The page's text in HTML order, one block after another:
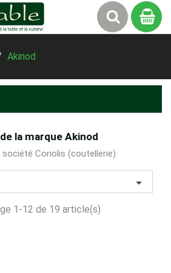
Akinod
la marque Akinod
Coriolis (coutellerie)

1-12 de 19 article(s)